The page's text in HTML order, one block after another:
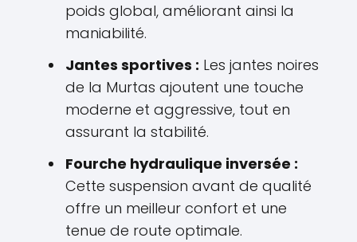
poids global, améliorant ainsi la
maniabilité.
Jantes sportives : Les jantes noires
de la Murtas ajoutent une touche
moderne et aggressive, tout en
assurant la stabilité.
Fourche hydraulique inversée :
Cette suspension avant de qualité
offre un meilleur confort et une
tenue de route optimale.